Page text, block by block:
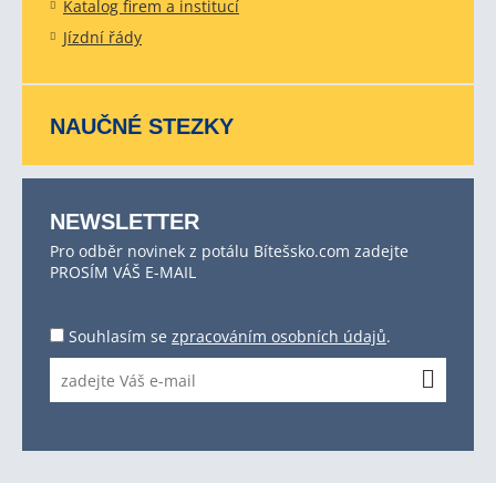
Katalog firem a institucí
Jízdní řády
NAUČNÉ STEZKY
NEWSLETTER
Pro odběr novinek z potálu Bítešsko.com zadejte
PROSÍM VÁŠ E-MAIL
Souhlasím se zpracováním osobních údajů.